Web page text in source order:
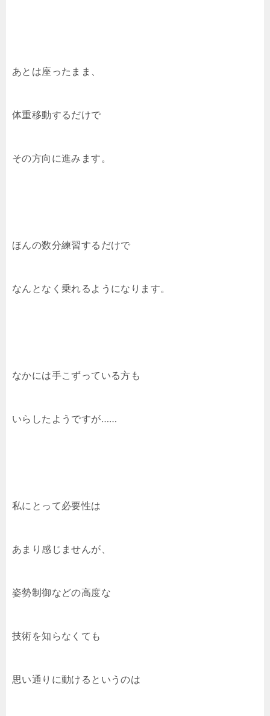
あとは座ったまま、
体重移動するだけで
その方向に進みます。
ほんの数分練習するだけで
なんとなく乗れるようになります。
なかには手こずっている方も
いらしたようですが……
私にとって必要性は
あまり感じませんが、
姿勢制御などの高度な
技術を知らなくても
思い通りに動けるというのは